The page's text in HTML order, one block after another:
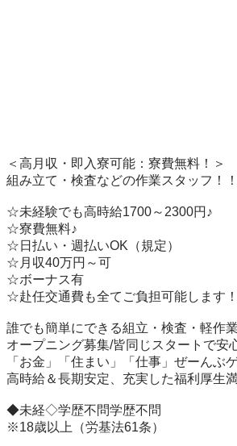
＜高月収・即入寮可能：寮費無料！＞
組み立て・検査などの作業スタッフ！！
☆未経験でも高時給1700～2300円♪
☆寮費無料♪
☆日払い・週払いOK（規定）
☆月収40万円～可
☆ボーナス有
☆赴任交通費も全てご負担可能しま
誰でも簡単にできる組立・検査・軽作業
オープニング募集/皆同じスター
「お金」「住まい」「仕事」ぜ
高時給＆長期安定、充実した福利厚
◆未経◇学歴不問学歴不問
※18歳以上（労基法61条）